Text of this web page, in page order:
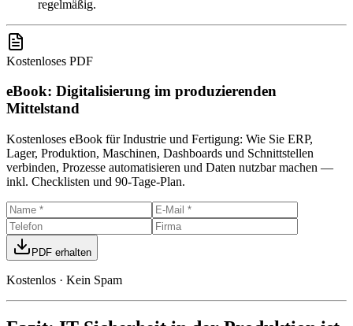
regelmäßig.
Kostenloses PDF
eBook: Digitalisierung im produzierenden
Mittelstand
Kostenloses eBook für Industrie und Fertigung: Wie Sie ERP,
Lager, Produktion, Maschinen, Dashboards und Schnittstellen
verbinden, Prozesse automatisieren und Daten nutzbar machen —
inkl. Checklisten und 90-Tage-Plan.
PDF erhalten
Kostenlos · Kein Spam